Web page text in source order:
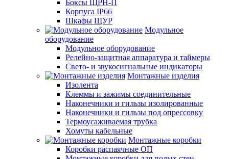
Боксы ЩРН-П
Корпуса IP66
Шкафы ЩУР
Модульное
оборудование
Модульное оборудование
Релейно-защитная аппаратура и таймеры
Свето- и звукосигнальные индикаторы
Монтажные изделия
Изолента
Клеммы и зажимы соединительные
Наконечники и гильзы изолированные
Наконечники и гильзы под опрессовку
Термоусаживаемая трубка
Хомуты кабельные
Монтажные коробки
Коробки распаячные ОП